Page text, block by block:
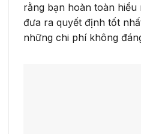
rằng bạn hoàn toàn
đưa ra quyết định tốt
những chi phí không